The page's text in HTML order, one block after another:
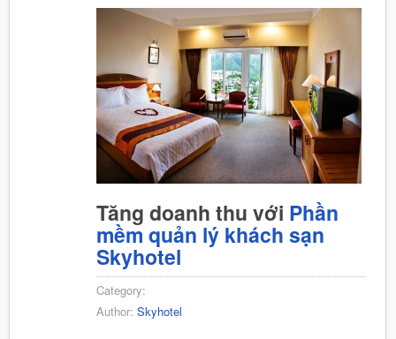
Tăng doanh thu với Phần
mềm quản lý khách sạn
Skyhotel
Category:
Author: Skyhotel